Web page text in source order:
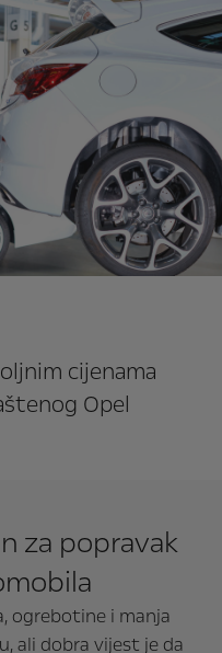
cijenama
Opel
za popravak
ogrebotine i manja
ali dobra vijest je da